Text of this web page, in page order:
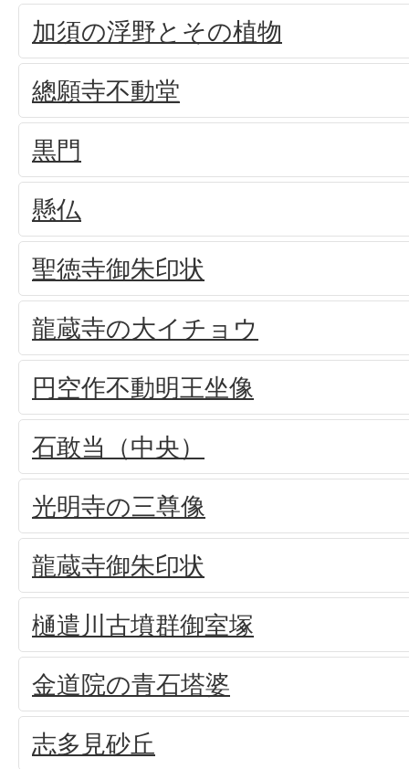
加須の浮野とその植物
總願寺不動堂
黒門
懸仏
聖徳寺御朱印状
龍蔵寺の大イチョウ
円空作不動明王坐像
石敢当（中央）
光明寺の三尊像
龍蔵寺御朱印状
樋遣川古墳群御室塚
金道院の青石塔婆
志多見砂丘